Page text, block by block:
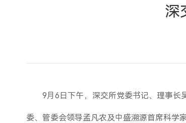
深
9月6日下午，深交所党委书记、理事长
委、管委会领导孟凡农及中盛溯源首席科学